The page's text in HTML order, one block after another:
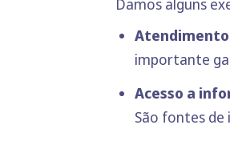
Damos alguns
importante
Acesso a
São fontes